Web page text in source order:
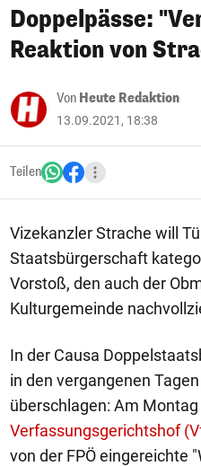
Doppelpässe:
Reaktion von
Von Heute Redaktion
13.09.2021, 18:38
Teilen
Vizekanzler Strache will
Staatsbürgerschaft
Vorstoß, den auch der
Kulturgemeinde
In der Causa
in den vergangenen
überschlagen: Am
Verfassungsgerichtshof
von der FPÖ eingereichte